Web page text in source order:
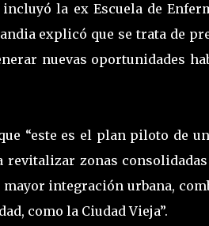
la ex Escuela de
explicó que se trata de
nuevas oportunidades
“este es el plan piloto de
revitalizar zonas
integración urbana,
como la Ciudad Vieja”.